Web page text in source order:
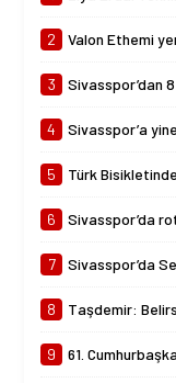
26
2 Valon Ethemi
3 Sivasspor’dan 8
4 Sivasspor’a
5 Türk Bisikletinden
6 Sivasspor’da
7 Sivasspor’da
8 Taşdemir:
9 61.